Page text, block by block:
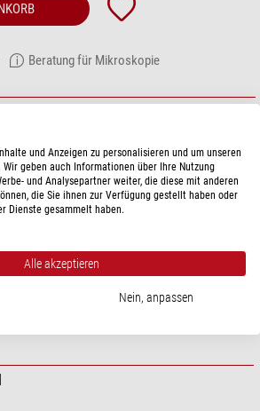
Beratung für Mikroskopie
und Anzeigen zu personalisieren und um unseren
Wir geben auch Informationen über Ihre Nutzung
und Analysepartner weiter, die diese mit anderen
die Sie ihnen zur Verfügung gestellt haben oder
Dienste gesammelt haben.
Alle akzeptieren
Nein, anpassen